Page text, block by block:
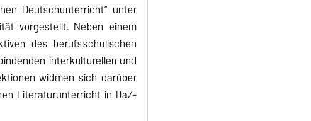
Deutschunterricht“ unter
vorgestellt. Neben einem
des berufsschulischen
interkulturellen und
widmen sich darüber
Literaturunterricht in DaZ-